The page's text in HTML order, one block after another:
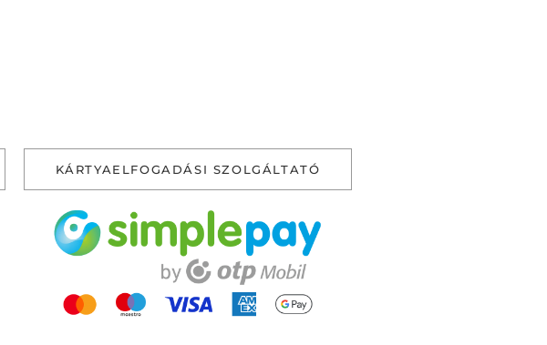
KÁRTYAELFOGADÁSI SZOLGÁLTATÓ